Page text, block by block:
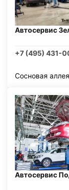
Автосервис
+7 (495) 431-
Сосновая
Автосервис